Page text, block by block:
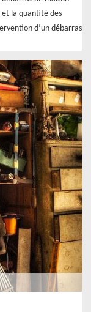
et la quantité des
d’un débarras